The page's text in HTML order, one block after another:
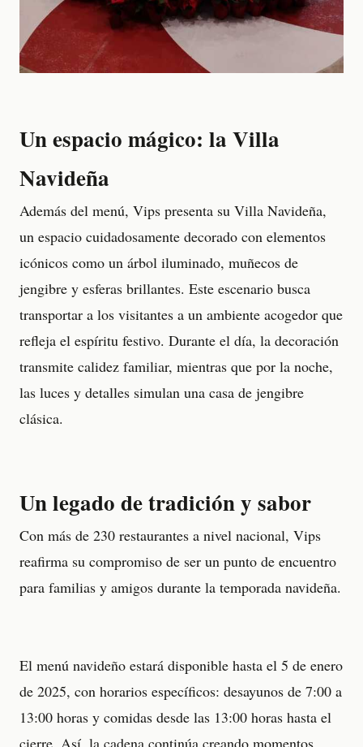
Un espacio mágico: la Villa
Navideña
Además del menú, Vips presenta su Villa Navideña,
un espacio cuidadosamente decorado con elementos
icónicos como un árbol iluminado, muñecos de
jengibre y esferas brillantes. Este escenario busca
transportar a los visitantes a un ambiente acogedor que
refleja el espíritu festivo. Durante el día, la decoración
transmite calidez familiar, mientras que por la noche,
las luces y detalles simulan una casa de jengibre
clásica.
Un legado de tradición y sabor
Con más de 230 restaurantes a nivel nacional, Vips
reafirma su compromiso de ser un punto de encuentro
para familias y amigos durante la temporada navideña.
El menú navideño estará disponible hasta el 5 de enero
de 2025, con horarios específicos: desayunos de 7:00 a
13:00 horas y comidas desde las 13:00 horas hasta el